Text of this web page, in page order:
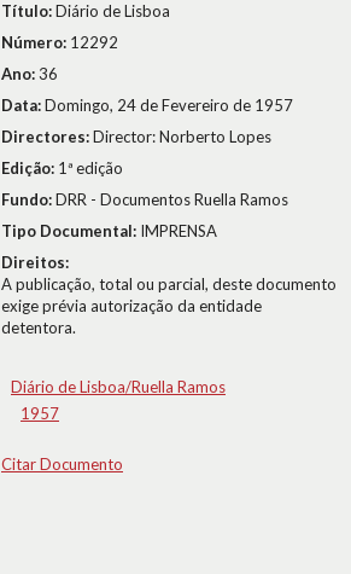
Título:Diário de Lisboa
Número: 12292
Ano:36
Data:Domingo, 24 de Fevereiro de 1957
Directores:Director: Norberto Lopes
Edição: 1ª edição
Fundo:DRR - Documentos Ruella Ramos
Tipo Documental: IMPRENSA
Direitos:
A publicação, total ou parcial, deste documento
exige prévia autorização da entidade
detentora.
Diário de Lisboa/Ruella Ramos
1957
Citar Documento